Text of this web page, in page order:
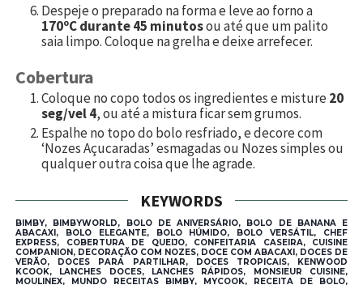
Despeje o preparado na forma e leve ao forno a
170ºC durante 45 minutosou até que um palito
saia limpo. Coloque na grelha e deixe arrefecer.
Cobertura
Coloque no copo todos os ingredientes e misture20
seg/vel 4, ou até a mistura ficar sem grumos.
Espalhe no topo do bolo resfriado, e decore com
‘Nozes Açucaradas’ esmagadas ou Nozes simples ou
qualquer outra coisa que lhe agrade.
KEYWORDS
BIMBY, BIMBYWORLD, BOLO DE ANIVERSÁRIO, BOLO DE BANANA E
ABACAXI, BOLO ELEGANTE, BOLO HÚMIDO, BOLO VERSÁTIL, CHEF
EXPRESS, COBERTURA DE QUEIJO, CONFEITARIA CASEIRA, CUISINE
COMPANION, DECORAÇÃO COM NOZES, DOCE COM ABACAXI, DOCES DE
VERÃO, DOCES PARA PARTILHAR, DOCES TROPICAIS, KENWOOD
KCOOK, LANCHES DOCES, LANCHES RÁPIDOS, MONSIEUR CUISINE,
MOULINEX, MUNDO RECEITAS BIMBY, MYCOOK, RECEITA DE BOLO,